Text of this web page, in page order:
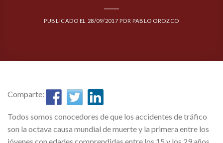
PUBLICADO EL 28/09/2017 POR PABLO OROZCO
Comparte:
Todos somos conocedores de que los accidentes de tráfico
son la octava causa mundial de muerte y la primera entre los